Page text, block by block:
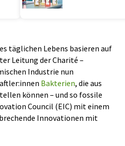
täglichen Lebens basieren auf
Leitung der Charité –
Industrie nun
Bakterien, die aus
können – und so fossile
Council (EIC) mit einem
Innovationen mit